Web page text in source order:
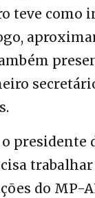
teve como
presidente
trabalhar
do MP-